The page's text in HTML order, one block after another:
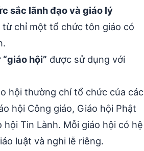
sắc lãnh đạo và giáo lý
từ chỉ một tổ chức tôn giáo có
“giáo hội” được sử dụng với
hội thường chỉ tổ chức của các
hội Công giáo, Giáo hội Phật
hội Tin Lành. Mỗi giáo hội có hệ
luật và nghi lễ riêng.